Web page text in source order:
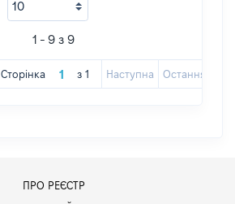
1 - 9 з 9
Сторінка з 1 Наступна Остання
ПРО РЕЄСТР